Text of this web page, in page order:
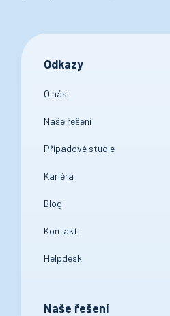
Odkazy
O nás
Naše řešení
Případové studie
Kariéra
Blog
Kontakt
Helpdesk
Naše řešení